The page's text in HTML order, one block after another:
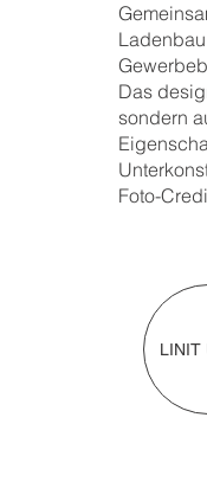
LINIT
Das
sondern
Foto-